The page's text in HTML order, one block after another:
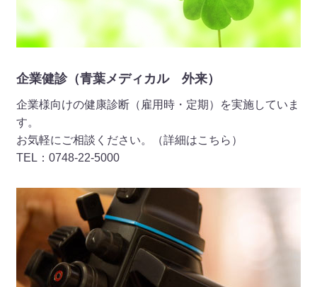
お知らせ
◆自動音声電話の予約方法変更（青葉メディカル 外来）
変更します。 予約時に誕生日（4ケタ）の入力が必要となり
2026 年 04 月 04 日
お知らせ
◆マイシグナル・スキャン検査（青葉メディカル 外来）
価することができるマイシグナル・スキャン検査を始めまし
た。（詳細はこちら）
2026 年 04 月 01 日
お知らせ
企業健診（青葉メディカル 外来）
企業様向けの健康診断（雇用時・定期）を実施していま
す。
お気軽にご相談ください。（詳細はこちら）
TEL：0748-22-5000